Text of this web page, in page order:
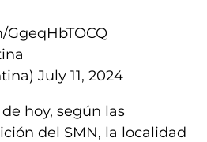
July 11, 2024
hoy, según las
del SMN, la localidad